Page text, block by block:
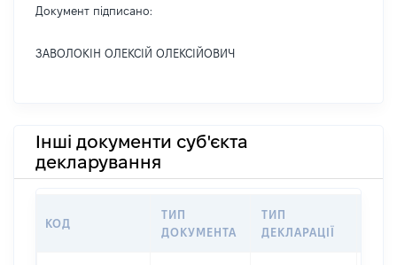
Документ підписано:
ЗАВОЛОКІН ОЛЕКСІЙ ОЛЕКСІЙОВИЧ
Інші документи суб'єкта
декларування
КОД
ТИП
ДОКУМЕНТА
ТИП
ДЕКЛАРАЦІЇ